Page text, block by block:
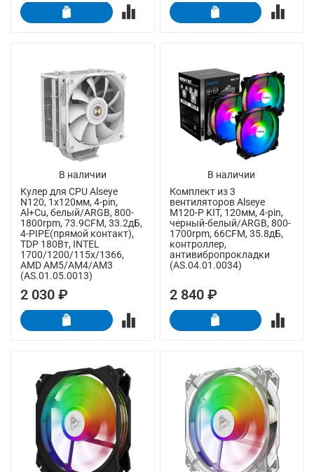
В наличии
Кулер для CPU Alseye
N120, 1х120мм, 4-pin,
Al+Cu, белый/ARGB, 800-
1800rpm, 73.9CFM, 33.2дБ,
4-PIPE(прямой контакт),
TDP 180Вт, INTEL
1700/1200/115x/1366,
AMD AM5/AM4/AM3
(AS.01.05.0013)
2 030 ₽
В наличии
Комплект из 3
вентиляторов Alseye
M120-P KIT, 120мм, 4-pin,
черный-белый/ARGB, 800-
1700rpm, 66CFM, 35.8дБ,
контроллер,
антивибропрокладки
(AS.04.01.0034)
2 840 ₽